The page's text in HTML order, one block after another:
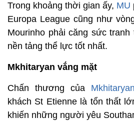
Trong khoảng thời gian ấy, MU
Europa League cũng như
Mourinho phải căng sức
nền tảng thể lực tốt nhất.
Mkhitaryan vắng mặt
Chấn thương của Mkhitaryan
khách St Etienne là tổn thất
khiến những người yêu